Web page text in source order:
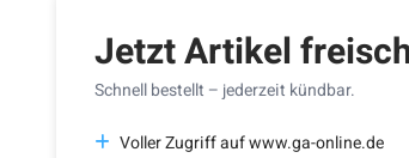
Jetzt Artikel
Schnell bestellt – jederzeit kündbar.
Voller Zugriff auf www.ga-online.de